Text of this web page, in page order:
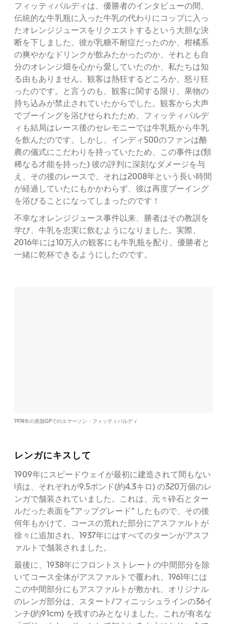
フィッティパルディは、優勝者のインタビューの間、
伝統的な牛乳瓶に入った牛乳の代わりにコップに入っ
たオレンジジュースをリクエストするという大胆な決
断を下しました。彼が乳糖不耐症だったのか、柑橘系
の爽やかなドリンクが飲みたかったのか、それとも自
分のオレンジ畑を心から愛していたのか、私たちは知
る由もありません。観客は熱狂するどころか、怒り狂
ったのです。と言うのも、観客に関する限り、果物の
持ち込みが禁止されていたからでした。観客から大声
でブーイングを浴びせられたため、フィッティパルデ
ィも結局はレース後のセレモニーでは牛乳瓶から牛乳
を飲んだのです。しかし、インディ500のファンは酪
農の儀式にこだわりを持っていたため、この事件は(類
稀なる才能を持った) 彼の評判に深刻なダメージを与
え、その後のレースで、それは2008年という長い時間
が経過していたにもかかわらず、彼は再度ブーイング
を浴びることになってしまったのです！
不幸なオレンジジュース事件以来、勝者はその教訓を
学び、牛乳を忠実に飲むようになりました。実際、
2016年には10万人の観客にも牛乳瓶を配り、優勝者と
一緒に乾杯できるようにしたのです。
1974年の英国GPでのエマーソン・フィッティパルディ
レンガにキスして
1909年にスピードウェイが最初に建造されて間もない
頃は、それぞれが9.5ポンド(約4.3キロ) の320万個のレ
ンガで舗装されていました。これは、元々砕石とター
ルだった表面を”アップグレード” したもので、その後
何年もかけて、コースの荒れた部分にアスファルトが
徐々に追加され、1937年にはすべてのターンがアスフ
ァルトで舗装されました。
最後に、1938年にフロントストレートの中間部分を除
いてコース全体がアスファルトで覆われ、1961年には
この中間部分にもアスファルトが敷かれ、オリジナル
のレンガ部分は、スタート/フィニッシュラインの36イ
ンチ(約91cm) を残すのみとなりました。これが有名な